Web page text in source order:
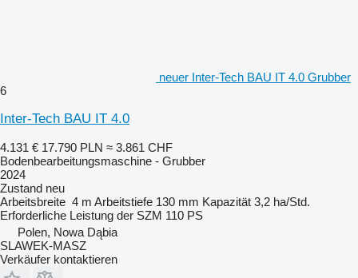
neuer Inter-Tech BAU IT 4.0 Grubber
6
Inter-Tech BAU IT 4.0
4.131 € 17.790 PLN ≈ 3.861 CHF
Bodenbearbeitungsmaschine - Grubber
2024
Zustand neu
Arbeitsbreite 4 m Arbeitstiefe 130 mm Kapazität 3,2 ha/Std.
Erforderliche Leistung der SZM 110 PS
Polen, Nowa Dąbia
SLAWEK-MASZ
Verkäufer kontaktieren